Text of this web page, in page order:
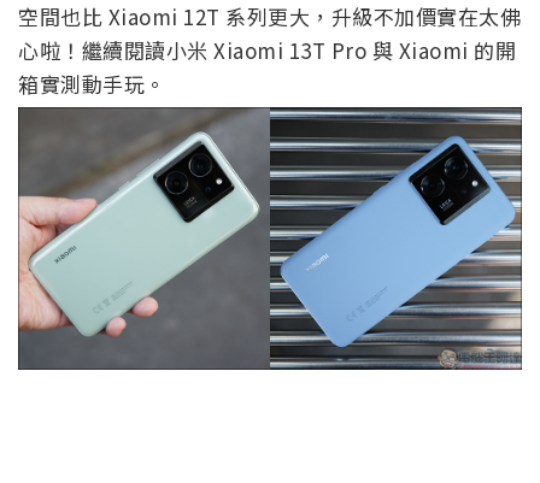
空間也比 Xiaomi 12T 系列更大，升級不加價實在太佛
心啦！繼續閱讀小米 Xiaomi 13T Pro 與 Xiaomi 的開
箱實測動手玩。